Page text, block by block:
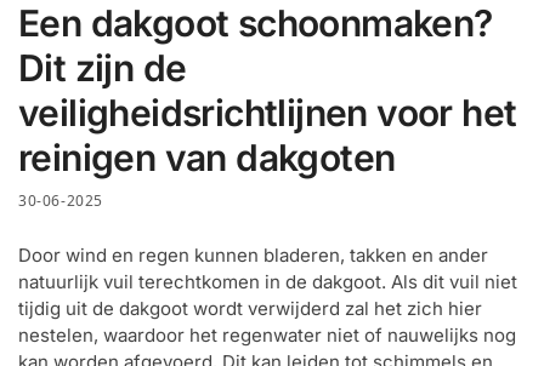
Een dakgoot schoonmaken?
Dit zijn de
veiligheidsrichtlijnen voor het
reinigen van dakgoten
30-06-2025
Door wind en regen kunnen bladeren, takken en ander
natuurlijk vuil terechtkomen in de dakgoot. Als dit vuil niet
tijdig uit de dakgoot wordt verwijderd zal het zich hier
nestelen, waardoor het regenwater niet of nauwelijks nog